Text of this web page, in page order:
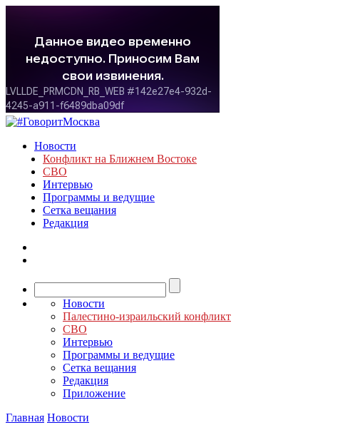
Новости
Конфликт на Ближнем Востоке
СВО
Интервью
Программы и ведущие
Сетка вещания
Редакция
Новости
Палестино-израильский конфликт
СВО
Интервью
Программы и ведущие
Сетка вещания
Редакция
Приложение
Главная Новости